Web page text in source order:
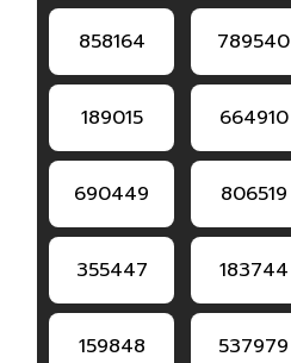
858164 789540
189015 664910
690449 806519
355447 183744
159848 537979